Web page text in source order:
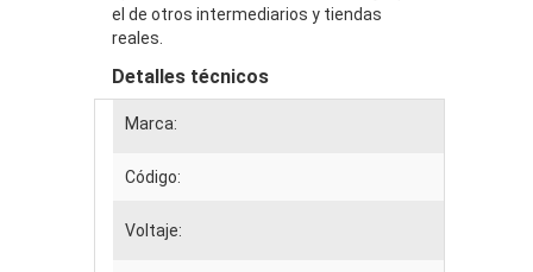
el de otros intermediarios y tiendas
reales.
Detalles técnicos
Marca:
Código:
Voltaje: